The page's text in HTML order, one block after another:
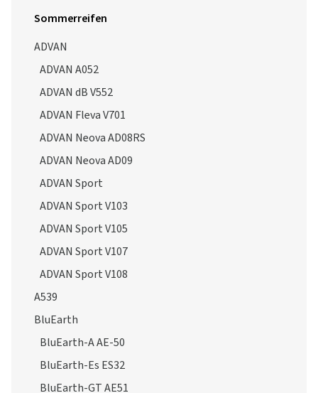
Sommerreifen
ADVAN
ADVAN A052
ADVAN dB V552
ADVAN Fleva V701
ADVAN Neova AD08RS
ADVAN Neova AD09
ADVAN Sport
ADVAN Sport V103
ADVAN Sport V105
ADVAN Sport V107
ADVAN Sport V108
A539
BluEarth
BluEarth-A AE-50
BluEarth-Es ES32
BluEarth-GT AE51